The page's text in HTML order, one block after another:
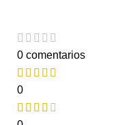
0 comentarios
0